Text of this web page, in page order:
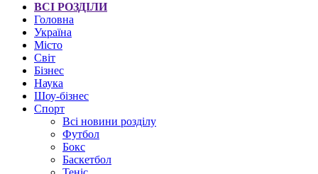
ВСІ РОЗДІЛИ
Головна
Україна
Місто
Світ
Бізнес
Наука
Шоу-бізнес
Спорт
Всі новини розділу
Футбол
Бокс
Баскетбол